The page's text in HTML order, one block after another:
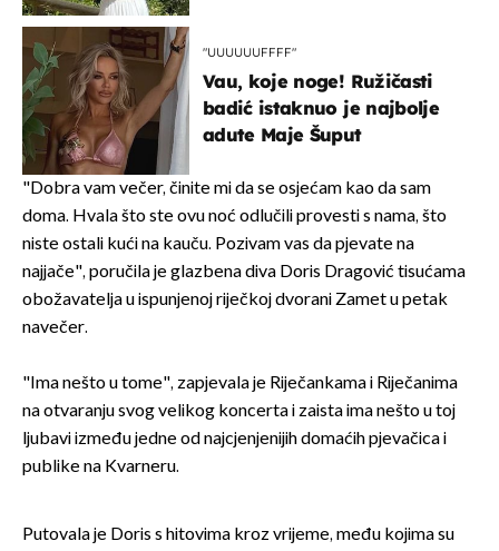
"UUUUUUFFFF"
Vau, koje noge! Ružičasti
badić istaknuo je najbolje
adute Maje Šuput
"Dobra vam večer, činite mi da se osjećam kao da sam
doma. Hvala što ste ovu noć odlučili provesti s nama, što
niste ostali kući na kauču. Pozivam vas da pjevate na
najjače", poručila je glazbena diva Doris Dragović tisućama
obožavatelja u ispunjenoj riječkoj dvorani Zamet u petak
navečer.
"Ima nešto u tome", zapjevala je Riječankama i Riječanima
na otvaranju svog velikog koncerta i zaista ima nešto u toj
ljubavi između jedne od najcjenjenijih domaćih pjevačica i
publike na Kvarneru.
Putovala je Doris s hitovima kroz vrijeme, među kojima su